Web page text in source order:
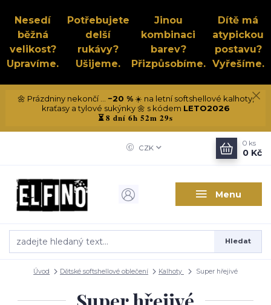
Nesedí
běžná
velikost?
Upravíme.
Potřebujete
delší
rukávy?
Ušijeme.
Jinou
kombinaci
barev?
Přizpůsobíme.
Dítě má
atypickou
postavu?
Vyřešíme.
🌼 Prázdniny nekončí ... −20 %☀️ na letní softshellové kalhoty,
kraťasy a tylové sukýnky 🌼 s kódem LETO2026
⏳8 dní 6h 52m 28s
Menu
CZK
Hledat
0 ks
0 Kč
Úvod Dětské softshellové oblečení Kalhoty Super hřejivé